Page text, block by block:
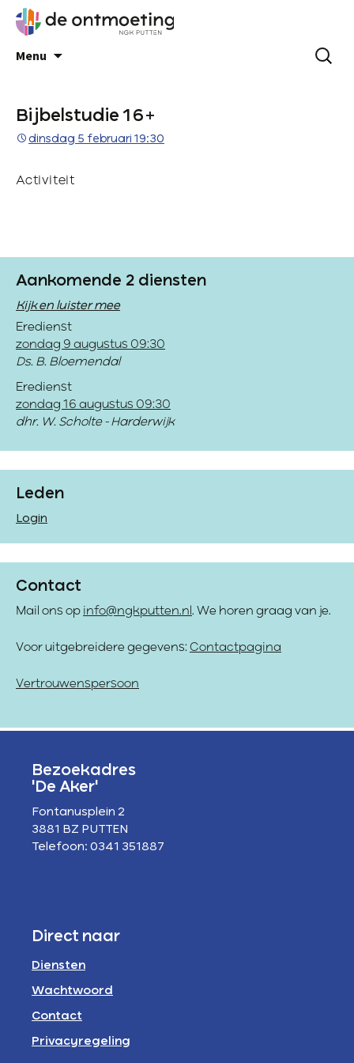
Menu
Bijbelstudie 16+
dinsdag 5 februari 19:30
Activiteit
Aankomende 2 diensten
Kijk en luister mee
Eredienst
zondag 9 augustus 09:30
Ds. B. Bloemendal
Eredienst
zondag 16 augustus 09:30
dhr. W. Scholte - Harderwijk
Leden
Login
Contact
Mail ons op info@ngkputten.nl . We horen graag van je.
Voor uitgebreidere gegevens: Contactpagina
Vertrouwenspersoon
Bezoekadres
'De Aker'
Fontanusplein 2
3881 BZ PUTTEN
Telefoon: 0341 351887
Direct naar
Diensten
Wachtwoord
Contact
Privacyregeling